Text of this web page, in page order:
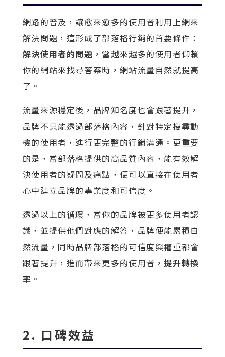
網路的普及，讓愈來愈多的使用者利用上網來
解決問題，這形成了部落格行銷的首要條件：
解決使用者的問題 ，當越來越多的使用者仰賴
你的網站來找尋答案時，網站流量自然就提高
了。
流量來源穩定後，品牌知名度也會跟著提升，
品牌不只能透過部落格內容，針對特定搜尋動
機的使用者，進行更完整的行銷溝通。更重要
的是，當部落格提供的高品質內容，能有效解
決使用者的疑問及痛點，便可以直接在使用者
心中建立品牌的專業度和可信度。
透過以上的循環，當你的品牌被更多使用者認
識，並提供他們對應的解答，品牌便能累積自
然流量，同時品牌部落格的可信度與權重都會
跟著提升，進而帶來更多的使用者，提升轉換
率 。
2. 口碑效益